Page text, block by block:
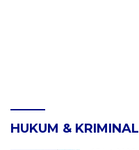
HUKUM & KRIMINAL